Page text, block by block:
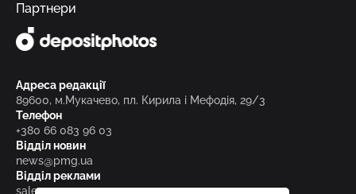
Партнери
Адреса редакції
89600, м.Мукачево, пл. Кирила і Мефодія, 29/3
Телефон
+380 66 083 96 03
Відділ новин
news@pmg.ua
Відділ реклами
sales@pmg.ua